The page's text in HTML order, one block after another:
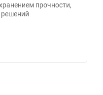
прочности,
решений